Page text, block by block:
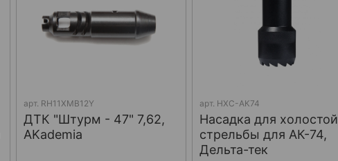
арт. RH11XMB12Y
ДТК "Штурм - 47" 7,62,
AKademia
арт. НХС-АК74
Насадка для холостой
стрельбы для АК-74,
Дельта-тек